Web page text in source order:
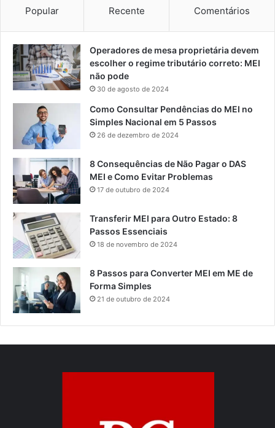
Popular Recente Comentários
Operadores de mesa proprietária devem
escolher o regime tributário correto: MEI
não pode
30 de agosto de 2024
Como Consultar Pendências do MEI no
Simples Nacional em 5 Passos
26 de dezembro de 2024
8 Consequências de Não Pagar o DAS
MEI e Como Evitar Problemas
17 de outubro de 2024
Transferir MEI para Outro Estado: 8
Passos Essenciais
18 de novembro de 2024
8 Passos para Converter MEI em ME de
Forma Simples
21 de outubro de 2024